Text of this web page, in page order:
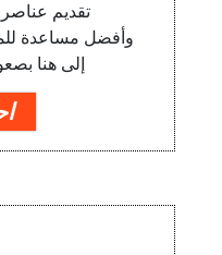
تقديم
وأفضل مساعدة
إلى هنا